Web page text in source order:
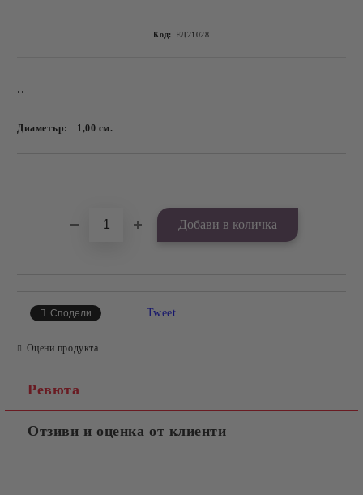
Код: ЕД21028
..
Диаметър: 1,00 см.
Сподели Tweet
Оцени продукта
Ревюта
Отзиви и оценка от клиенти